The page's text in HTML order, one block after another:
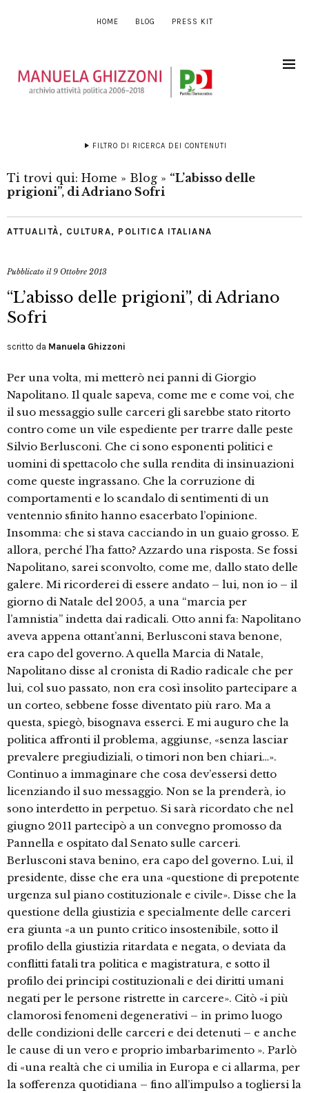
HOME BLOG PRESS KIT
FILTRO DI RICERCA DEI CONTENUTI
Ti trovi qui: Home » Blog » “L’abisso delle
prigioni”, di Adriano Sofri
ATTUALITÀ , CULTURA, POLITICA ITALIANA
Pubblicato il9 Ottobre 2013
“L’abisso delle prigioni”, di Adriano
Sofri
scritto da Manuela Ghizzoni
Per una volta, mi metterò nei panni di Giorgio
Napolitano. Il quale sapeva, come me e come voi, che
il suo messaggio sulle carceri gli sarebbe stato ritorto
contro come un vile espediente per trarre dalle peste
Silvio Berlusconi. Che ci sono esponenti politici e
uomini di spettacolo che sulla rendita di insinuazioni
come queste ingrassano. Che la corruzione di
comportamenti e lo scandalo di sentimenti di un
ventennio sfinito hanno esacerbato l’opinione.
Insomma: che si stava cacciando in un guaio grosso. E
allora, perché l’ha fatto? Azzardo una risposta. Se fossi
Napolitano, sarei sconvolto, come me, dallo stato delle
galere. Mi ricorderei di essere andato – lui, non io – il
giorno di Natale del 2005, a una “marcia per
l’amnistia” indetta dai radicali. Otto anni fa: Napolitano
aveva appena ottant’anni, Berlusconi stava benone,
era capo del governo. A quella Marcia di Natale,
Napolitano disse al cronista di Radio radicale che per
lui, col suo passato, non era così insolito partecipare a
un corteo, sebbene fosse diventato più raro. Ma a
questa, spiegò, bisognava esserci. E mi auguro che la
politica affronti il problema, aggiunse, «senza lasciar
prevalere pregiudiziali, o timori non ben chiari…».
Continuo a immaginare che cosa dev’essersi detto
licenziando il suo messaggio. Non se la prenderà, io
sono interdetto in perpetuo. Si sarà ricordato che nel
giugno 2011 partecipò a un convegno promosso da
Pannella e ospitato dal Senato sulle carceri.
Berlusconi stava benino, era capo del governo. Lui, il
presidente, disse che era una «questione di prepotente
urgenza sul piano costituzionale e civile». Disse che la
questione della giustizia e specialmente delle carceri
era giunta «a un punto critico insostenibile, sotto il
profilo della giustizia ritardata e negata, o deviata da
conflitti fatali tra politica e magistratura, e sotto il
profilo dei principi costituzionali e dei diritti umani
negati per le persone ristrette in carcere». Citò «i più
clamorosi fenomeni degenerativi – in primo luogo
delle condizioni delle carceri e dei detenuti – e anche
le cause di un vero e proprio imbarbarimento ». Parlò
di «una realtà che ci umilia in Europa e ci allarma, per
la sofferenza quotidiana – fino all’impulso a togliersi la